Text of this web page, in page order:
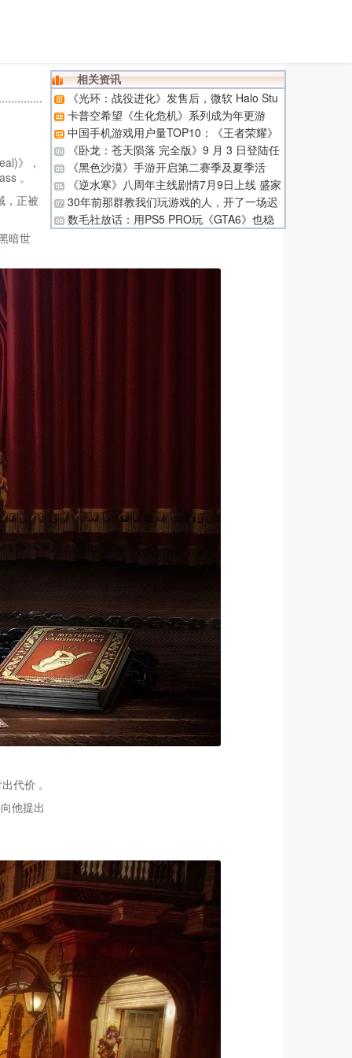
》，
。
，正被
暗世
代价 。
他提出
相关资讯
《光环：战役进化》发售后，微软 Halo Stu
dios 工作室启动裁员
卡普空希望《生化危机》系列成为年更游
戏，重制版与全新作交替推出
中国手机游戏用户量TOP10：《王者荣耀》
稳坐第一
《卧龙：苍天陨落 完全版》9 月 3 日登陆任
天堂 Switch 2：港区售价 478 港币，实体版采
用钥匙卡
《黑色沙漠》手游开启第二赛季及夏季活
动“龙宫”《逆水寒》八周年主线剧情7月9日上线 盛家
庄谜团即将揭晓
30年前那群教我们玩游戏的人，开了一场迟
到的“同学会”
数毛社放话：用PS5 PRO玩《GTA6》也稳
不住60帧！